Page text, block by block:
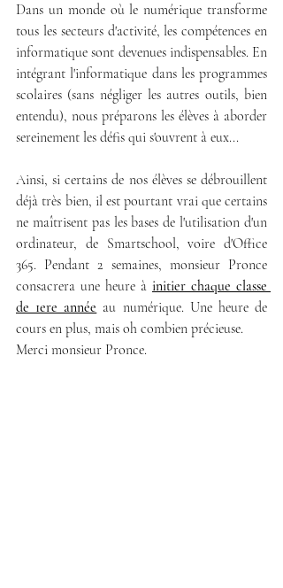
Dans un monde où le numérique transforme
tous les secteurs d'activité, les compétences en
informatique sont devenues indispensables. En
intégrant l'informatique dans les programmes
scolaires (sans négliger les autres outils, bien
entendu), nous préparons les élèves à aborder
sereinement les défis qui s'ouvrent à eux...
Ainsi, si certains de nos élèves se débrouillent
déjà très bien, il est pourtant vrai que certains
ne maîtrisent pas les bases de l'utilisation d'un
ordinateur, de Smartschool, voire d'Office
365. Pendant 2 semaines, monsieur Pronce
consacrera une heure à initier chaque classe
de 1ere année au numérique. Une heure de
cours en plus, mais oh combien précieuse.
Merci monsieur Pronce.